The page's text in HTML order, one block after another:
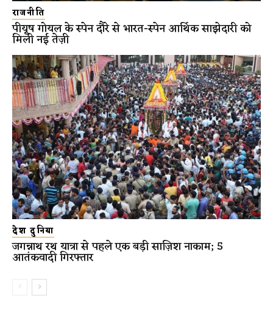
राजनीति
पीयूष गोयल के स्पेन दौरे से भारत-स्पेन आर्थिक साझेदारी को
मिली नई तेज़ी
देश दुनिया
जगन्नाथ रथ यात्रा से पहले एक बड़ी साज़िश नाकाम; 5
आतंकवादी गिरफ्तार